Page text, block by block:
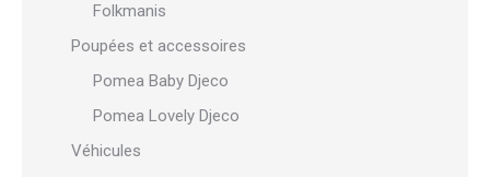
Folkmanis
Poupées et accessoires
Pomea Baby Djeco
Pomea Lovely Djeco
Véhicules